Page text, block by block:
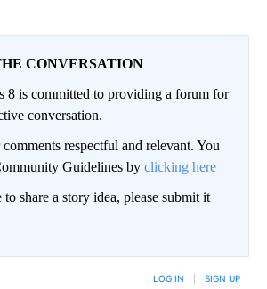
CONVERSATION
is committed to providing a forum for
conversation.
respectful and relevant. You
Guidelines by clicking here
share a story idea, please submit it
LOG IN SIGN UP